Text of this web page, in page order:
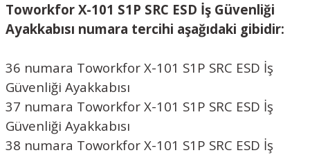
Toworkfor X-101 S1P SRC ESD İş Güvenliği
Ayakkabısı numara tercihi aşağıdaki gibidir:
36 numara Toworkfor X-101 S1P SRC ESD İş
Güvenliği Ayakkabısı
37 numara Toworkfor X-101 S1P SRC ESD İş
Güvenliği Ayakkabısı
38 numara Toworkfor X-101 S1P SRC ESD İş